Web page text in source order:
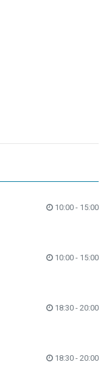
10:00 - 15:00
10:00 - 15:00
18:30 - 20:00
18:30 - 20:00